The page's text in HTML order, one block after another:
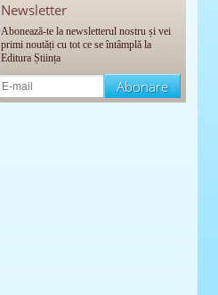
Newsletter
Abonează-te la newsletterul nostru și vei
primi noutăți cu tot ce se întâmplă la
Editura Știința